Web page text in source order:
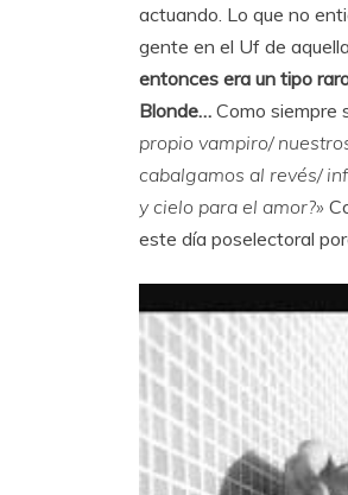
actuando. Lo que no
gente en el Uf de
entonces era un tipo
Blonde… Como siempre
propio vampiro/
cabalgamos al revés/
y cielo para el amor?»
este día poselectoral